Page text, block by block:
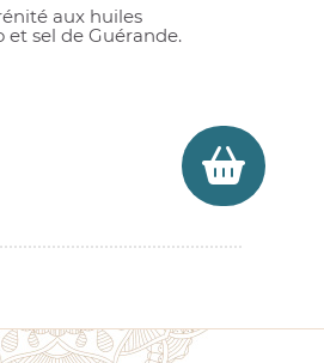
aux huiles
et sel de Guérande.